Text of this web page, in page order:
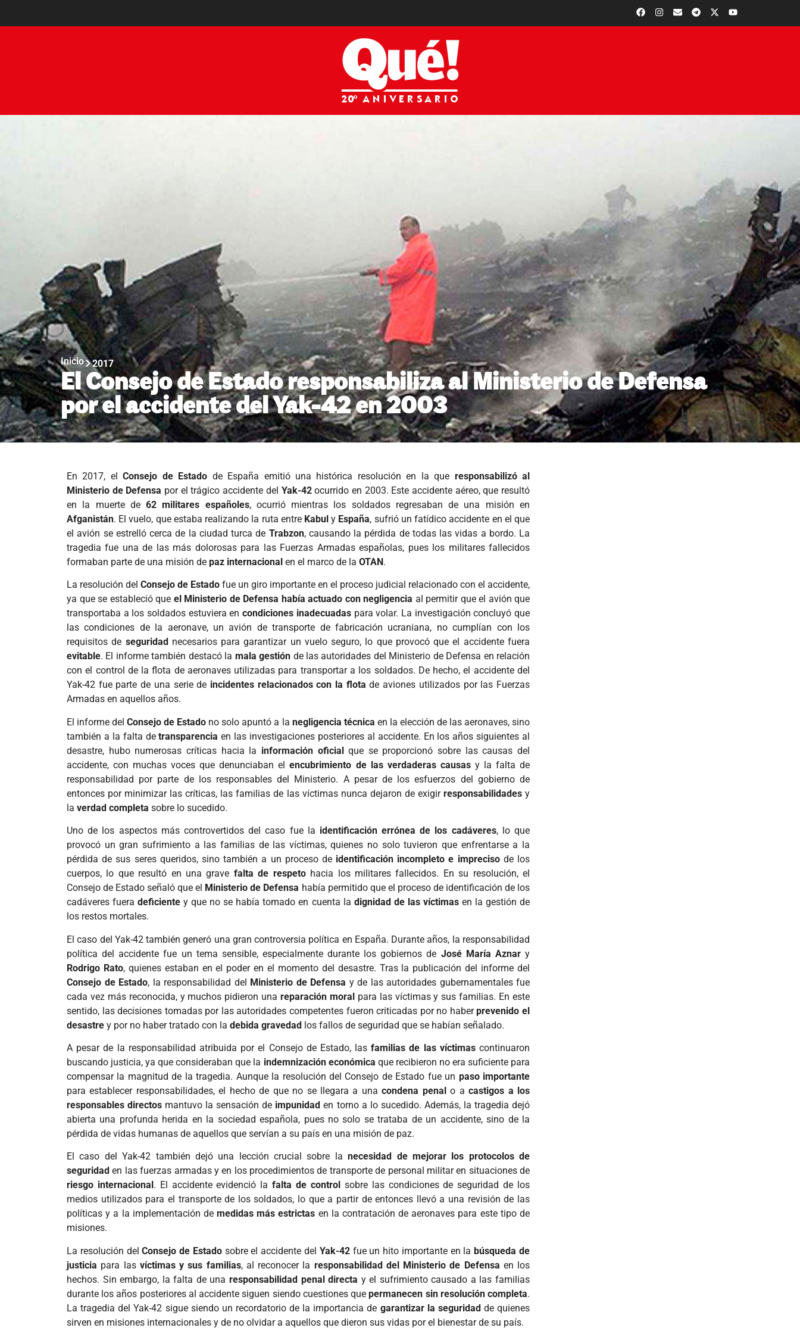
Inicio 2017
El Consejo de Estado responsabiliza al Ministerio de Defensa
por el accidente del Yak-42 en 2003
En 2017, elConsejo de Estado de España emitió una histórica resolución en la que responsabilizó al
Ministerio de Defensa por el trágico accidente del Yak-42ocurrido en 2003. Este accidente aéreo, que resultó
en la muerte de62 militares españoles, ocurrió mientras los soldados regresaban de una misión en
Afganistán. El vuelo, que estaba realizando la ruta entre Kabul y España, sufrió un fatídico accidente en el que
el avión se estrelló cerca de la ciudad turca de Trabzon, causando la pérdida de todas las vidas a bordo. La
tragedia fue una de las más dolorosas para las Fuerzas Armadas españolas, pues los militares fallecidos
formaban parte de una misión de paz internacional en el marco de la OTAN.
La resolución del Consejo de Estado fue un giro importante en el proceso judicial relacionado con el accidente,
ya que se estableció que el Ministerio de Defensa había actuado con negligencia al permitir que el avión que
transportaba a los soldados estuviera encondiciones inadecuadaspara volar. La investigación concluyó que
las condiciones de la aeronave, un avión de transporte de fabricación ucraniana, no cumplían con los
requisitos de seguridad necesarios para garantizar un vuelo seguro, lo que provocó que el accidente fuera
evitable. El informe también destacó la mala gestión de las autoridades del Ministerio de Defensa en relación
con el control de la flota de aeronaves utilizadas para transportar a los soldados. De hecho, el accidente del
Yak-42 fue parte de una serie de incidentes relacionados con la flota de aviones utilizados por las Fuerzas
Armadas en aquellos años.
El informe delConsejo de Estado no solo apuntó a la negligencia técnica en la elección de las aeronaves, sino
también a la falta detransparencia en las investigaciones posteriores al accidente. En los años siguientes al
desastre, hubo numerosas críticas hacia la información oficialque se proporcionó sobre las causas del
accidente, con muchas voces que denunciaban elencubrimiento de las verdaderas causasy la falta de
responsabilidad por parte de los responsables del Ministerio. A pesar de los esfuerzos del gobierno de
entonces por minimizar las críticas, las familias de las víctimas nunca dejaron de exigir responsabilidadesy
la verdad completa sobre lo sucedido.
Uno de los aspectos más controvertidos del caso fue la identificación errónea de los cadáveres, lo que
provocó un gran sufrimiento a las familias de las víctimas, quienes no solo tuvieron que enfrentarse a la
pérdida de sus seres queridos, sino también a un proceso de identificación incompleto e imprecisode los
cuerpos, lo que resultó en una grave falta de respetohacia los militares fallecidos. En su resolución, el
Consejo de Estado señaló que el Ministerio de Defensa había permitido que el proceso de identificación de los
cadáveres fueradeficiente y que no se había tomado en cuenta la dignidad de las víctimasen la gestión de
los restos mortales.
El caso del Yak-42 también generó una gran controversia política en España. Durante años, la responsabilidad
política del accidente fue un tema sensible, especialmente durante los gobiernos de José María Aznary
Rodrigo Rato, quienes estaban en el poder en el momento del desastre. Tras la publicación del informe del
Consejo de Estado, la responsabilidad del Ministerio de Defensa y de las autoridades gubernamentales fue
cada vez más reconocida, y muchos pidieron unareparación moralpara las víctimas y sus familias. En este
sentido, las decisiones tomadas por las autoridades competentes fueron criticadas por no haberprevenido el
desastre y por no haber tratado con la debida gravedad los fallos de seguridad que se habían señalado.
A pesar de la responsabilidad atribuida por el Consejo de Estado, lasfamilias de las víctimascontinuaron
buscando justicia, ya que consideraban que la indemnización económica que recibieron no era suficiente para
compensar la magnitud de la tragedia. Aunque la resolución del Consejo de Estado fue un paso importante
para establecer responsabilidades, el hecho de que no se llegara a unacondena penalo acastigos a los
responsables directos mantuvo la sensación de impunidad en torno a lo sucedido. Además, la tragedia dejó
abierta una profunda herida en la sociedad española, pues no solo se trataba de un accidente, sino de la
pérdida de vidas humanas de aquellos que servían a su país en una misión de paz.
El caso del Yak-42 también dejó una lección crucial sobre lanecesidad de mejorar los protocolos de
seguridad en las fuerzas armadas y en los procedimientos de transporte de personal militar en situaciones de
riesgo internacional . El accidente evidenció lafalta de control sobre las condiciones de seguridad de los
medios utilizados para el transporte de los soldados, lo que a partir de entonces llevó a una revisión de las
políticas y a la implementación demedidas más estrictas en la contratación de aeronaves para este tipo de
misiones.
La resolución delConsejo de Estadosobre el accidente del Yak-42fue un hito importante en labúsqueda de
justicia para las víctimas y sus familias, al reconocer la responsabilidad del Ministerio de Defensa en los
hechos. Sin embargo, la falta de una responsabilidad penal directa y el sufrimiento causado a las familias
durante los años posteriores al accidente siguen siendo cuestiones quepermanecen sin resolución completa.
La tragedia del Yak-42 sigue siendo un recordatorio de la importancia de garantizar la seguridadde quienes
sirven en misiones internacionales y de no olvidar a aquellos que dieron sus vidas por el bienestar de su país.